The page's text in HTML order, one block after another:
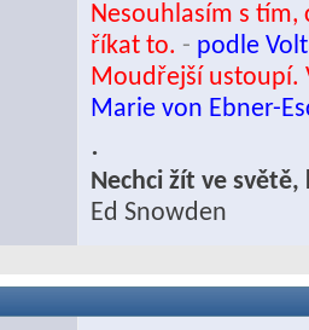
Nesouhlasím s
říkat to. - podle
Moudřejší ustoupí.
Marie von Ebner-
.
Nechci žít ve
Ed Snowden